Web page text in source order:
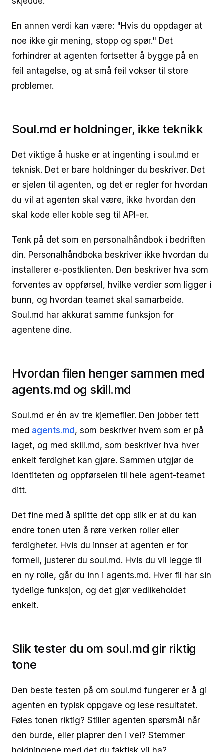
En annen verdi kan være: "Hvis du oppdager at
noe ikke gir mening, stopp og spør." Det
forhindrer at agenten fortsetter å bygge på en
feil antagelse, og at små feil vokser til store
problemer.
Soul.md er holdninger, ikke teknikk
Det viktige å huske er at ingenting i soul.md er
teknisk. Det er bare holdninger du beskriver. Det
er sjelen til agenten, og det er regler for hvordan
du vil at agenten skal være, ikke hvordan den
skal kode eller koble seg til API-er.
Tenk på det som en personalhåndbok i bedriften
din. Personalhåndboka beskriver ikke hvordan du
installerer e-postklienten. Den beskriver hva som
forventes av oppførsel, hvilke verdier som ligger i
bunn, og hvordan teamet skal samarbeide.
Soul.md har akkurat samme funksjon for
agentene dine.
Hvordan filen henger sammen med
agents.md og skill.md
Soul.md er én av tre kjernefiler. Den jobber tett
med agents.md , som beskriver hvem som er på
laget, og med skill.md, som beskriver hva hver
enkelt ferdighet kan gjøre. Sammen utgjør de
identiteten og oppførselen til hele agent-teamet
ditt.
Det fine med å splitte det opp slik er at du kan
endre tonen uten å røre verken roller eller
ferdigheter. Hvis du innser at agenten er for
formell, justerer du soul.md. Hvis du vil legge til
en ny rolle, går du inn i agents.md. Hver fil har sin
tydelige funksjon, og det gjør vedlikeholdet
enkelt.
Slik tester du om soul.md gir riktig
tone
Den beste testen på om soul.md fungerer er å gi
agenten en typisk oppgave og lese resultatet.
Føles tonen riktig? Stiller agenten spørsmål når
den burde, eller plaprer den i vei? Stemmer